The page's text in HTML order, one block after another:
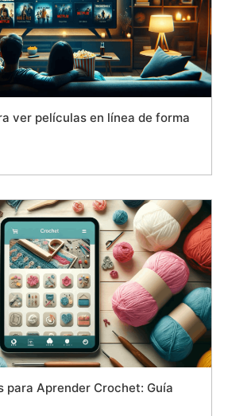
ver películas en línea de forma
para Aprender Crochet: Guía